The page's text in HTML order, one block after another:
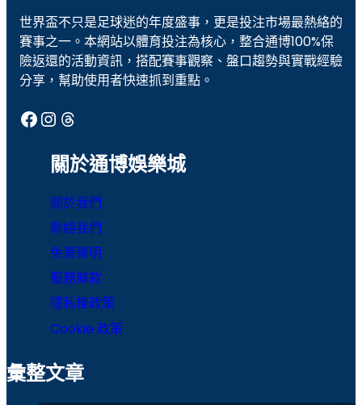
老虎機攻略
老虎機玩法
老虎機遊戲
聚寶財神
通博娛樂
通博娛樂城
運彩報馬仔
世界盃不只是足球迷的年度盛事，更是投注市場最熱絡的
賽事之一。本網站以體育投注為核心，整合通博100%保
險返還的活動資訊，搭配賽事觀察、盤口趨勢與實戰經驗
分享，幫助使用者快速抓到重點。
Facebook Instagram Threads
關於通博娛樂城
關於我們
聯絡我們
免責聲明
服務條款
隱私權政策
Cookie 政策
彙整文章